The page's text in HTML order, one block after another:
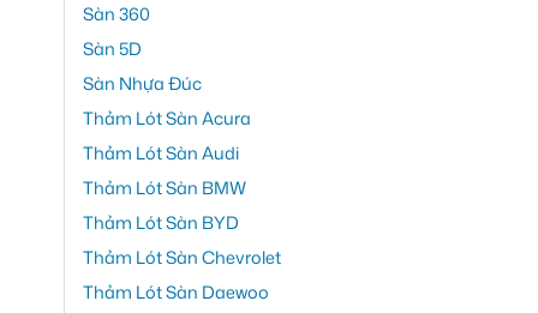
Sàn 360
Sàn 5D
Sàn Nhựa Đúc
Thảm Lót Sàn Acura
Thảm Lót Sàn Audi
Thảm Lót Sàn BMW
Thảm Lót Sàn BYD
Thảm Lót Sàn Chevrolet
Thảm Lót Sàn Daewoo